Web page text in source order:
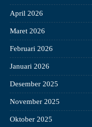
April 2026
Maret 2026
Februari 2026
Januari 2026
Desember 2025
November 2025
Oktober 2025